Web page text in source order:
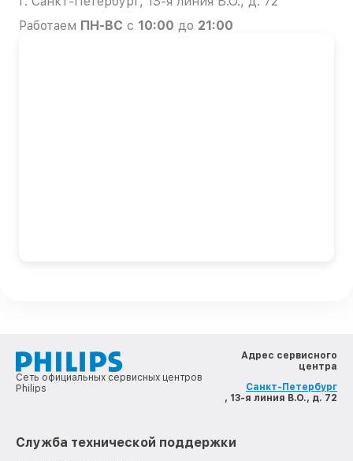
Работаем ПН-ВС с 10:00 до 21:00
Сеть официальных сервисных центров
Philips
Адрес сервисного
центра
Санкт-Петербург
, 13-я линия В.О., д. 72
Служба технической поддержки